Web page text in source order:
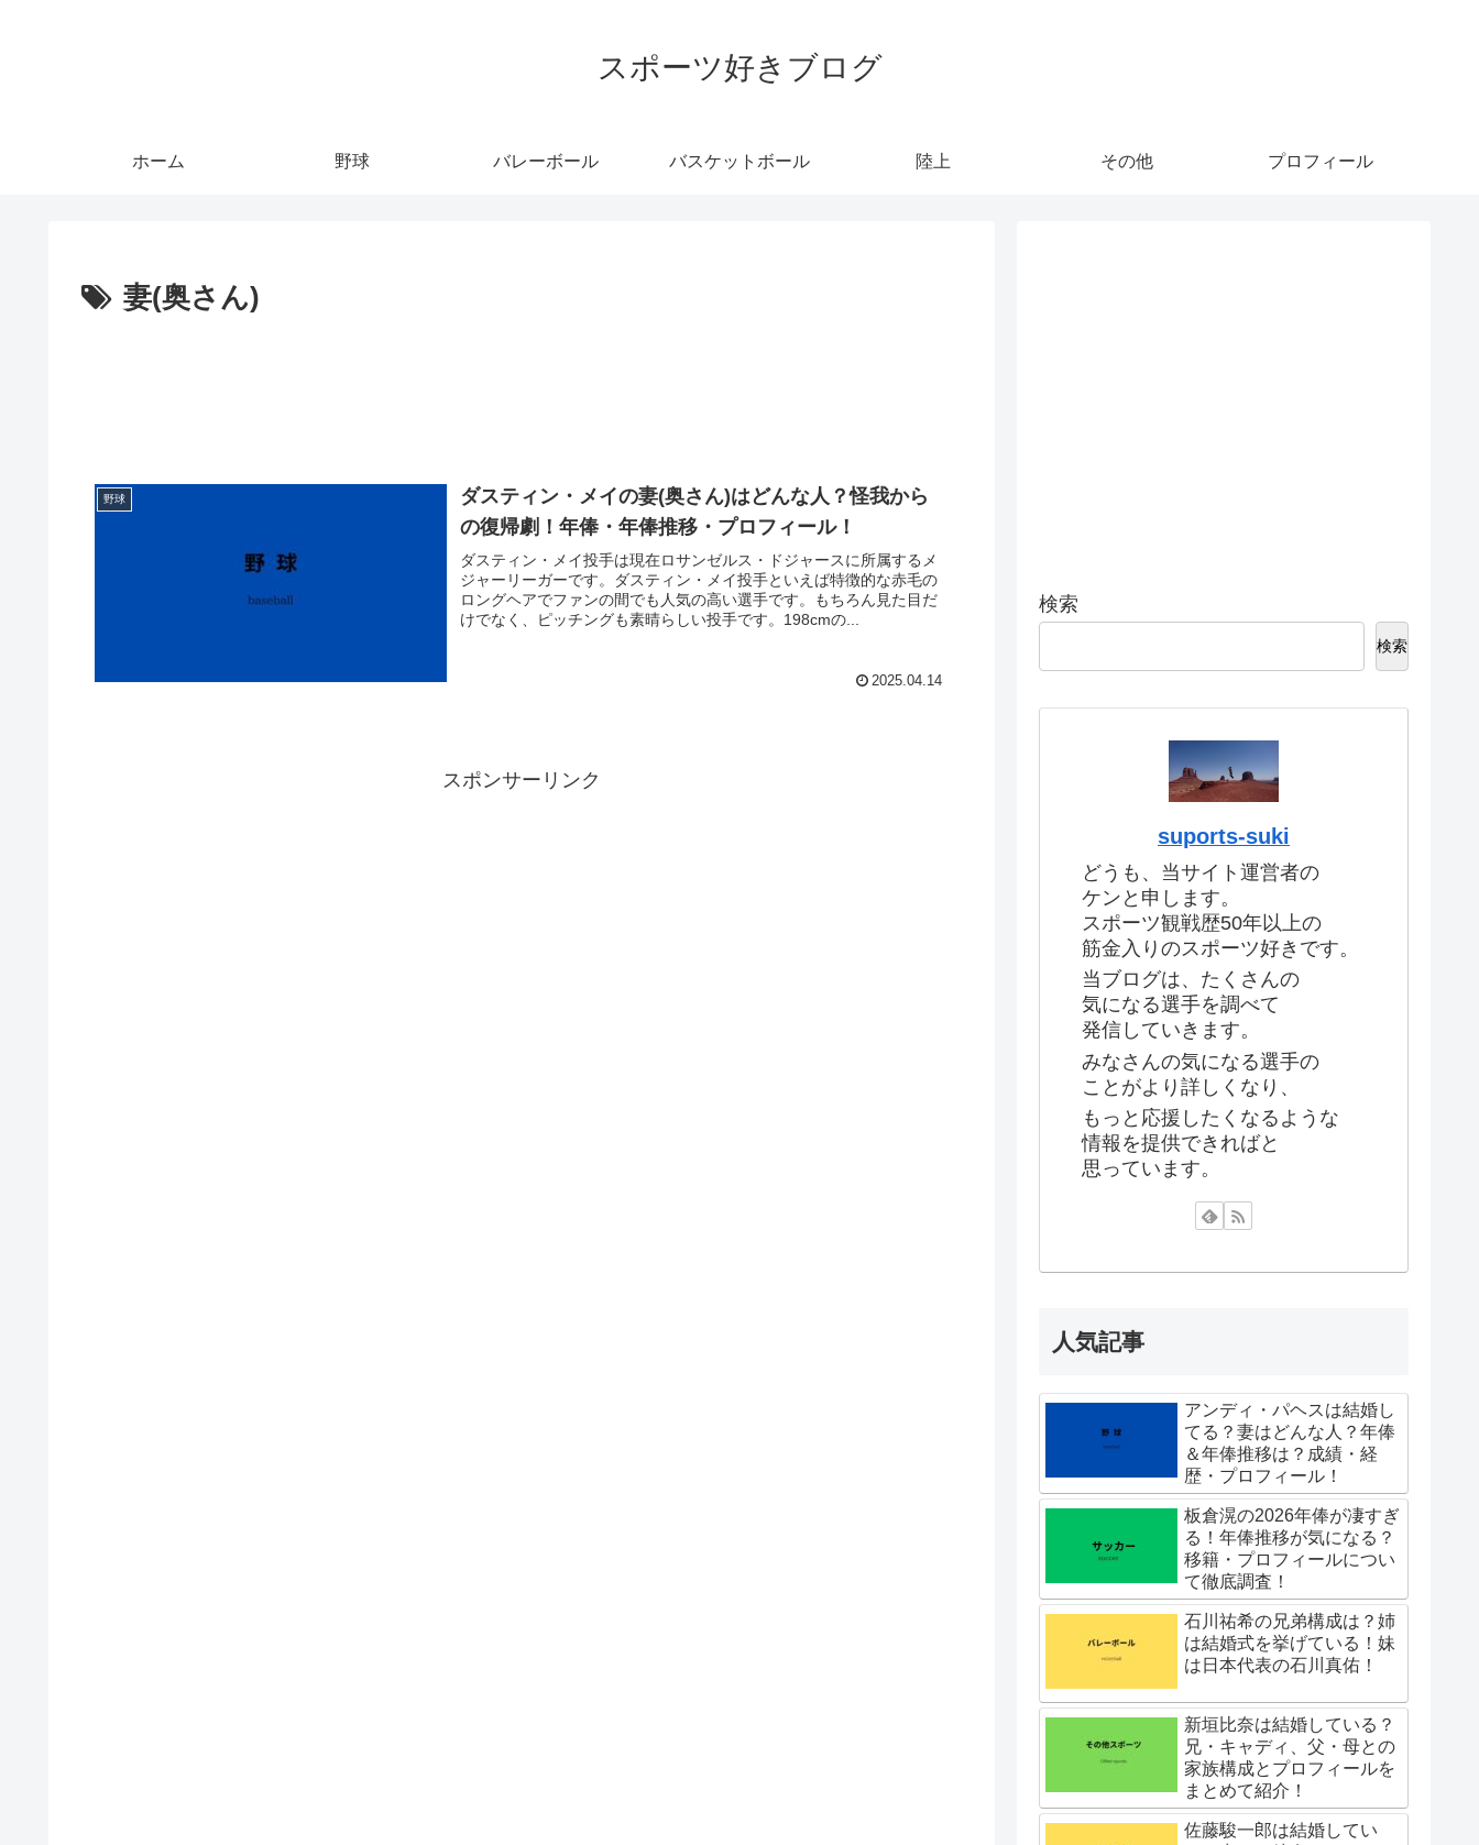
スポーツ好きブログ
ホーム 野球 バレーボール バスケットボール 陸上 その他 プロフィール
妻(奥さん)
野球
ダスティン・メイの妻(奥さん)はどんな人？怪我から
の復帰劇！年俸・年俸推移・プロフィール！
ダスティン・メイ投手は現在ロサンゼルス・ドジャースに所属するメ
ジャーリーガーです。ダスティン・メイ投手といえば特徴的な赤毛の
ロングヘアでファンの間でも人気の高い選手です。もちろん見た目だ
けでなく、ピッチングも素晴らしい投手です。198cmの...
2025.04.14
スポンサーリンク
検索
検索
suports-suki
どうも、当サイト運営者の
ケンと申します。
スポーツ観戦歴50年以上の
筋金入りのスポーツ好きです。
当ブログは、たくさんの
気になる選手を調べて
発信していきます。
みなさんの気になる選手の
ことがより詳しくなり、
もっと応援したくなるような
情報を提供できればと
思っています。
人気記事
アンディ・パヘスは結婚し
てる？妻はどんな人？年俸
＆年俸推移は？成績・経
歴・プロフィール！
板倉滉の2026年俸が凄すぎ
る！年俸推移が気になる？
移籍・プロフィールについ
て徹底調査！
石川祐希の兄弟構成は？姉
は結婚式を挙げている！妹
は日本代表の石川真佑！
新垣比奈は結婚している？
兄・キャディ、父・母との
家族構成とプロフィールを
まとめて紹介！
佐藤駿一郎は結婚してい